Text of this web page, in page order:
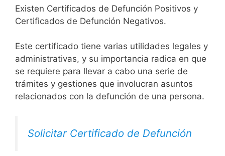
Existen Certificados de Defunción Positivos y
Certificados de Defunción Negativos.
Este certificado tiene varias utilidades legales y
administrativas, y su importancia radica en que
se requiere para llevar a cabo una serie de
trámites y gestiones que involucran asuntos
relacionados con la defunción de una persona.
Solicitar Certificado de Defunción